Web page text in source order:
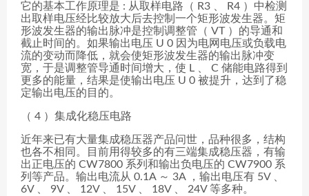
它的基本工作原理是 : 从取样电路（ R3 、 R4 ）中检测
出取样电压经比较放大后去控制一个矩形波发生器。矩
形波发生器的输出脉冲是控制调整管（ VT ）的导通和
截止时间的。如果输出电压 U 0 因为电网电压或负载电
流的变动而降低，就会使矩形波发生器的输出脉冲变
宽，于是调整管导通时间增大，使 L 、 C 储能电路得到
更多的能量，结果是使输出电压 U 0 被提升，达到了稳
定输出电压的目的。
（ 4 ）集成化稳压电路
近年来已有大量集成稳压器产品问世，品种很多，结构
也各不相同。目前用得较多的有三端集成稳压器，有输
出正电压的 CW7800 系列和输出负电压的 CW7900 系
列等产品。输出电流从 0.1A ～ 3A ，输出电压有 5V 、
6V 、 9V 、 12V 、 15V 、 18V 、 24V 等多种。